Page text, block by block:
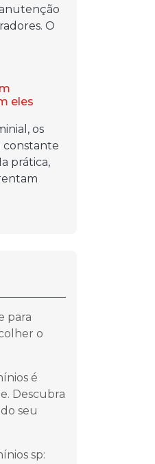
O
eles
os
constante
prática,
para
o
é
Descubra
seu
sp: